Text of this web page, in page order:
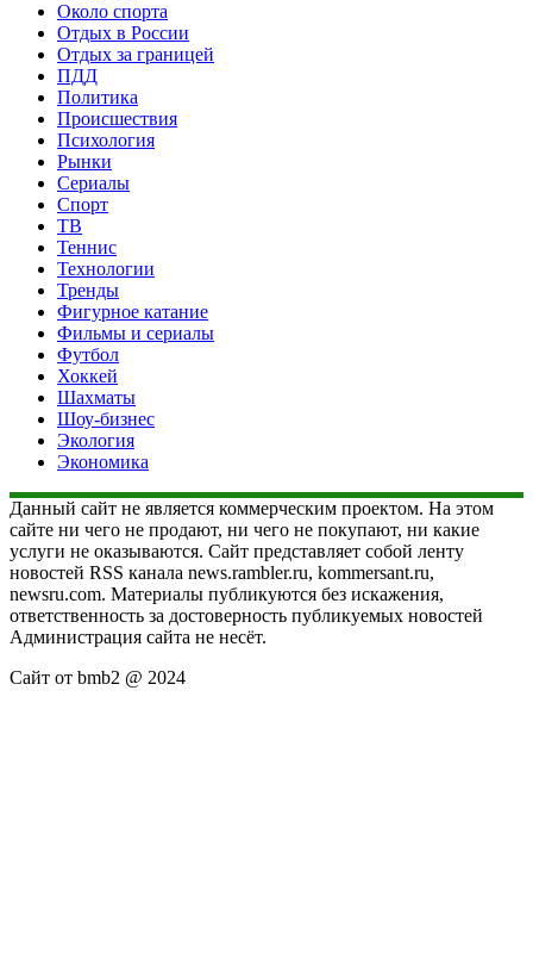
Около спорта
Отдых в России
Отдых за границей
ПДД
Политика
Происшествия
Психология
Рынки
Сериалы
Спорт
ТВ
Теннис
Технологии
Тренды
Фигурное катание
Фильмы и сериалы
Футбол
Хоккей
Шахматы
Шоу-бизнес
Экология
Экономика
Данный сайт не является коммерческим проектом. На этом
сайте ни чего не продают, ни чего не покупают, ни какие
услуги не оказываются. Сайт представляет собой ленту
новостей RSS канала news.rambler.ru, kommersant.ru,
newsru.com. Материалы публикуются без искажения,
ответственность за достоверность публикуемых новостей
Администрация сайта не несёт.
Сайт от bmb2 @ 2024